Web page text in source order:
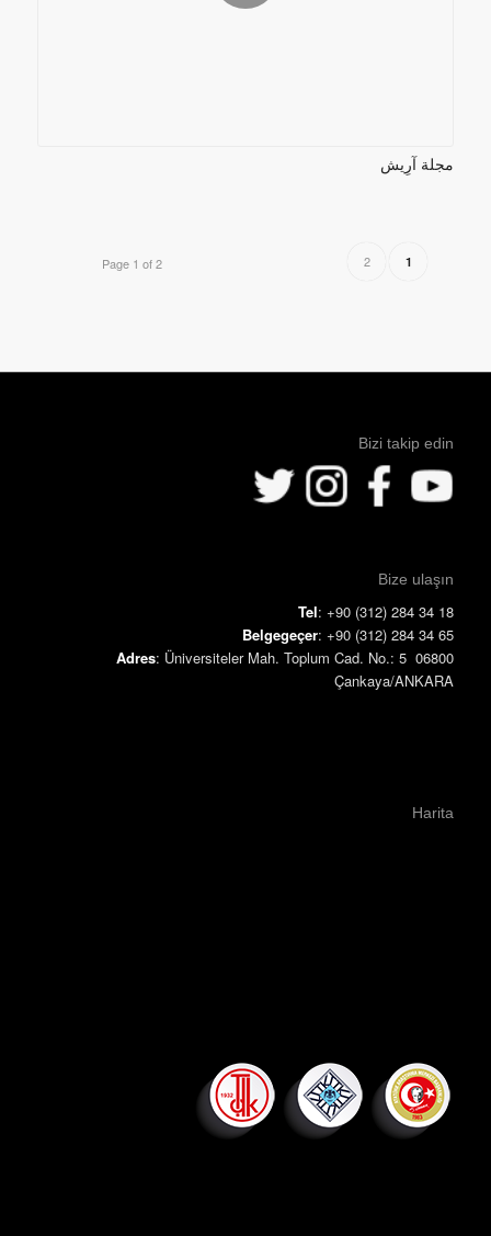
مجلة آرِيش
Page 1 of 2 1
2
Bizi takip edin
Bize ulaşın
Tel: +90 (312) 284 34 18
Belgegeçer: +90 (312) 284 34 65
Adres: Üniversiteler Mah. Toplum Cad. No.: 5 06800
Çankaya/ANKARA
Harita